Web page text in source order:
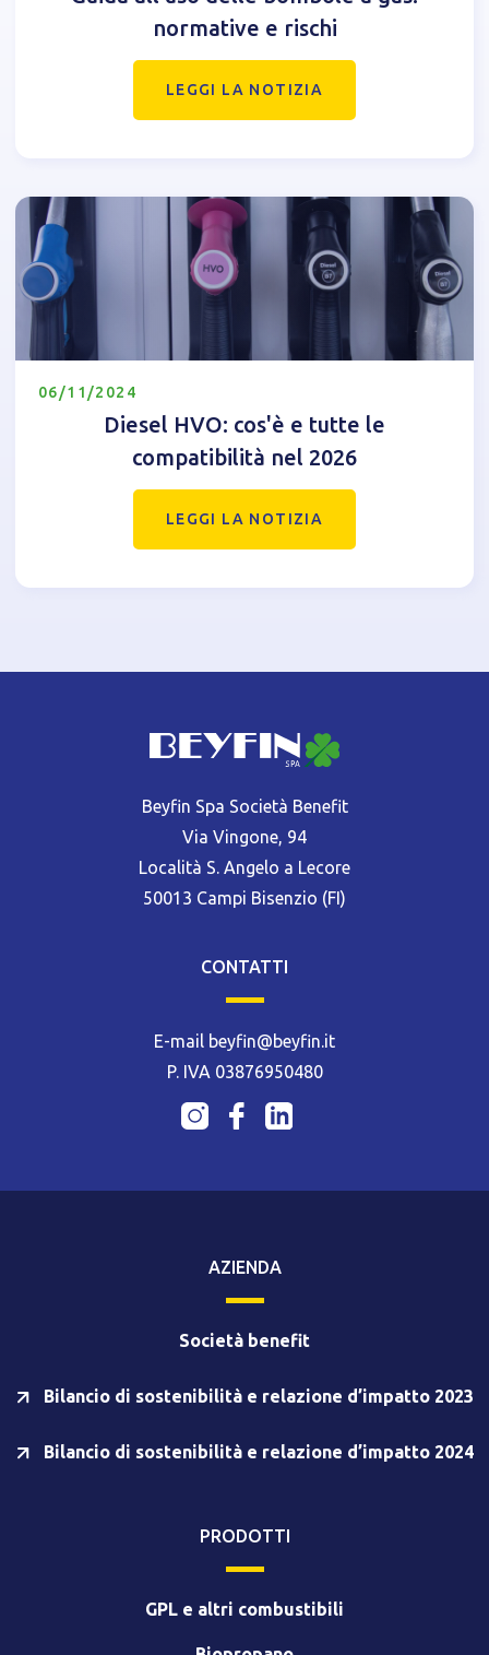
normative e rischi
LEGGI LA NOTIZIA
06/11/2024
Diesel HVO: cos'è e tutte le
compatibilità nel 2026
LEGGI LA NOTIZIA
Beyfin Spa Società Benefit
Via Vingone, 94
Località S. Angelo a Lecore
50013 Campi Bisenzio (FI)
CONTATTI
E-mail beyfin@beyfin.it
P. IVA 03876950480
AZIENDA
Società benefit
Bilancio di sostenibilità e relazione d’impatto 2023
Bilancio di sostenibilità e relazione d’impatto 2024
PRODOTTI
GPL e altri combustibili